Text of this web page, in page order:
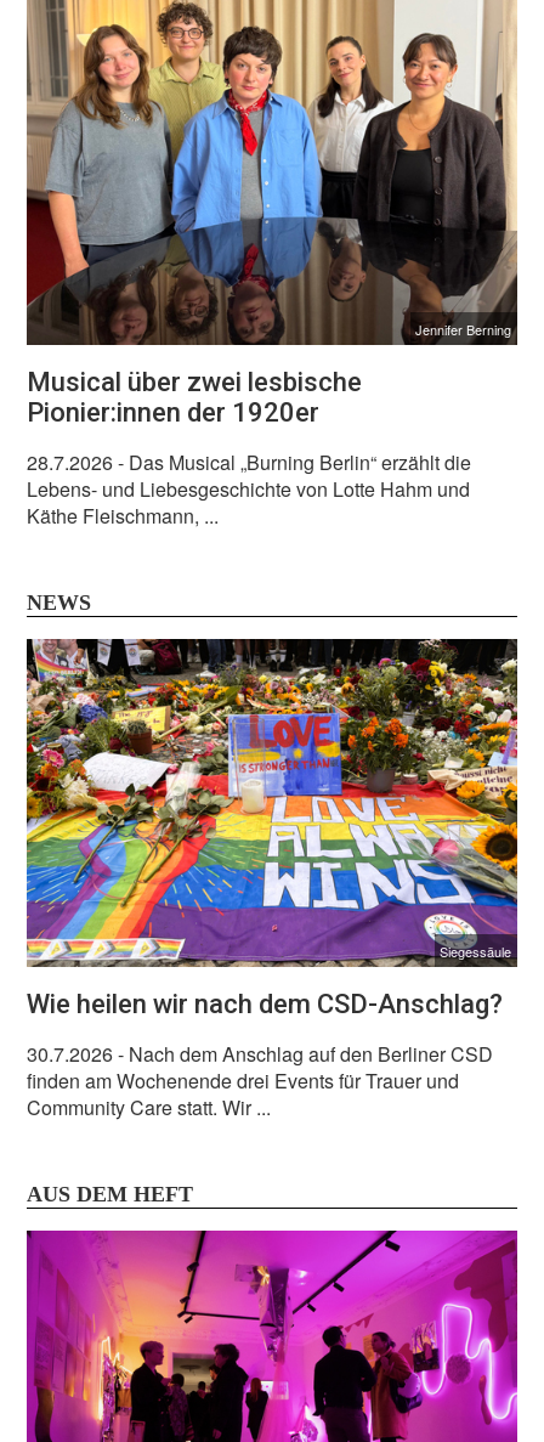
Jennifer Berning
Musical über zwei lesbische
Pionier:innen der 1920er
28.7.2026- Das Musical „Burning Berlin“ erzählt die
Lebens- und Liebesgeschichte von Lotte Hahm und
Käthe Fleischmann, ...
NEWS
Siegessäule
Wie heilen wir nach dem CSD-Anschlag?
30.7.2026- Nach dem Anschlag auf den Berliner CSD
finden am Wochenende drei Events für Trauer und
Community Care statt. Wir ...
AUS DEM HEFT